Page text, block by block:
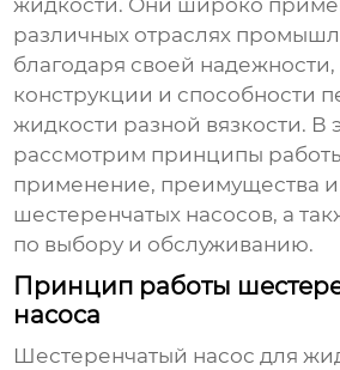
жидкости. Они широко
различных отраслях
благодаря своей надежности,
конструкции и способности
жидкости разной вязкости. В
рассмотрим принципы
применение, преимущества и
шестеренчатых насосов, а
по выбору и обслуживанию.
Принцип работы
насоса
Шестеренчатый насос для